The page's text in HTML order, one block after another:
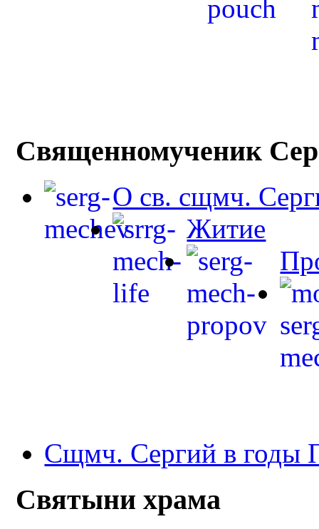
Священномученик
О св. сщмч.
Житие
Сщмч. Сергий в годы
Святыни храма